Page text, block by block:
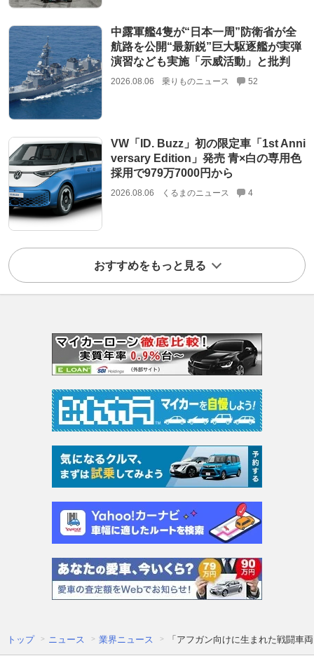
中露軍艦4隻が“日本一周”防衛省が全
航路を公開“最新鋭”巨大駆逐艦が実弾
演習なども実施「示威活動」と批判
2026.08.06 乗りものニュース 52
VW「ID. Buzz」初の限定車「1st Anni
versary Edition」発売 青×白の専用色
採用で979万7000円から
2026.08.06 くるまのニュース 4
おすすめをもっと見る
トップ ニュース 業界ニュース 「アフガン向けに生まれた戦闘車